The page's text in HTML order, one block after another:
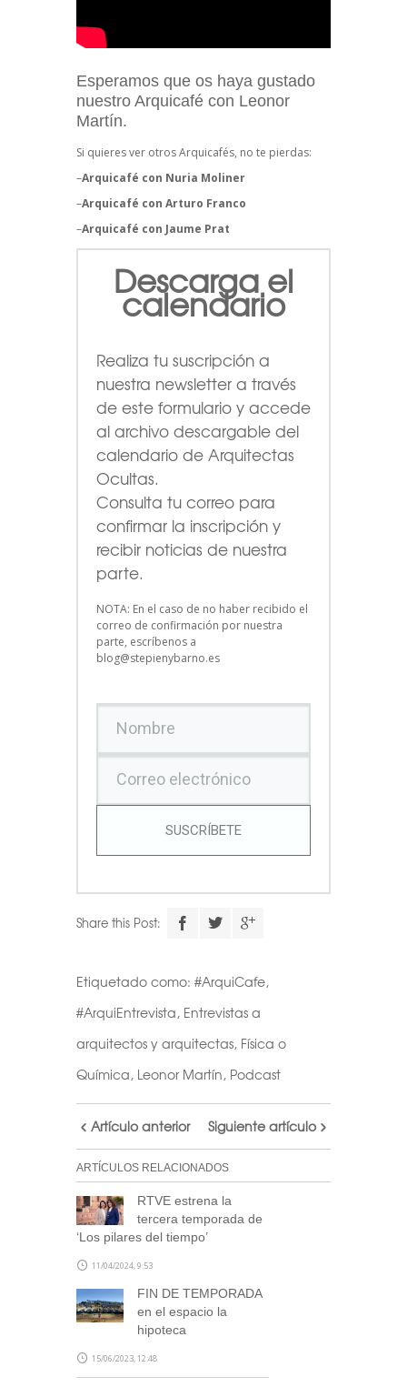
Esperamos que os haya gustado
nuestro Arquicafé con Leonor
Martín.
Si quieres ver otros Arquicafés, no te pierdas:
–Arquicafé con Nuria Moliner
–Arquicafé con Arturo Franco
–Arquicafé con Jaume Prat
Descarga el
calendario
Realiza tu suscripción a
nuestra newsletter a través
de este formulario y accede
al archivo descargable del
calendario de Arquitectas
Ocultas.
Consulta tu correo para
confirmar la inscripción y
recibir noticias de nuestra
parte.
NOTA: En el caso de no haber recibido el
correo de confirmación por nuestra
parte, escríbenos a
blog@stepienybarno.es
SUSCRÍBETE
Share this Post:
Etiquetado como: #ArquiCafe,
#ArquiEntrevista, Entrevistas a
arquitectos y arquitectas, Física o
Química, Leonor Martín, Podcast
Artículo anterior Siguiente artículo
ARTÍCULOS RELACIONADOS
RTVE estrena la
tercera temporada de
‘Los pilares del tiempo’
11/04/2024, 9:53
FIN DE TEMPORADA
en el espacio la
hipoteca
15/06/2023, 12:48